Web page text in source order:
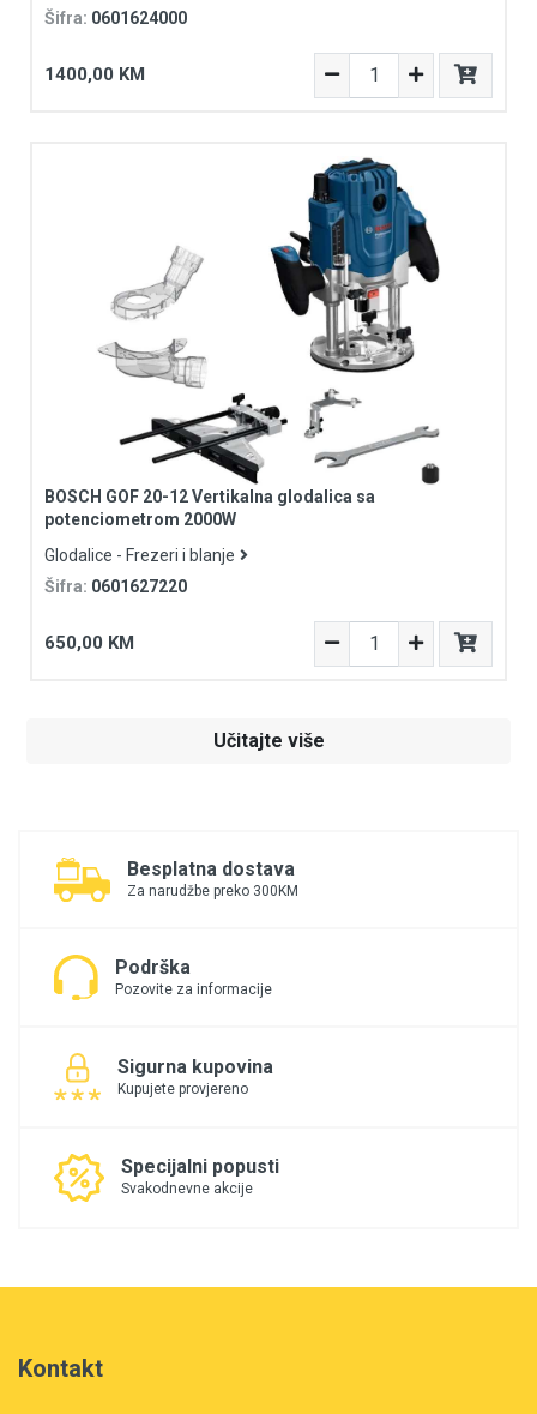
Šifra: 0601624000
1400,00 KM
BOSCH GOF 20-12 Vertikalna glodalica sa
potenciometrom 2000W
Glodalice - Frezeri i blanje
Šifra: 0601627220
650,00 KM
Učitajte više
Besplatna dostava
Za narudžbe preko 300KM
Podrška
Pozovite za informacije
Sigurna kupovina
Kupujete provjereno
Specijalni popusti
Svakodnevne akcije
Kontakt